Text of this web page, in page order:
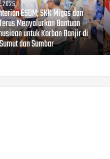
2025
ESDM, SKK Migas dan
Menyalurkan Bantuan
untuk Korban Banjir di
dan Sumbar